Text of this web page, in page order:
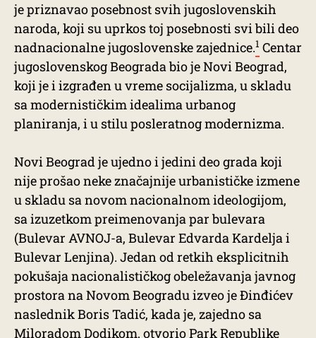
je priznavao posebnost svih jugoslovenskih
naroda, koji su uprkos toj posebnosti svi bili deo
nadnacionalne jugoslovenske zajednice.1 Centar
jugoslovenskog Beograda bio je Novi Beograd,
koji je i izgrađen u vreme socijalizma, u skladu
sa modernističkim idealima urbanog
planiranja, i u stilu posleratnog modernizma.
Novi Beograd je ujedno i jedini deo grada koji
nije prošao neke značajnije urbanističke izmene
u skladu sa novom nacionalnom ideologijom,
sa izuzetkom preimenovanja par bulevara
(Bulevar AVNOJ-a, Bulevar Edvarda Kardelja i
Bulevar Lenjina). Jedan od retkih eksplicitnih
pokušaja nacionalističkog obeležavanja javnog
prostora na Novom Beogradu izveo je Đinđićev
naslednik Boris Tadić, kada je, zajedno sa
Miloradom Dodikom, otvorio Park Republike